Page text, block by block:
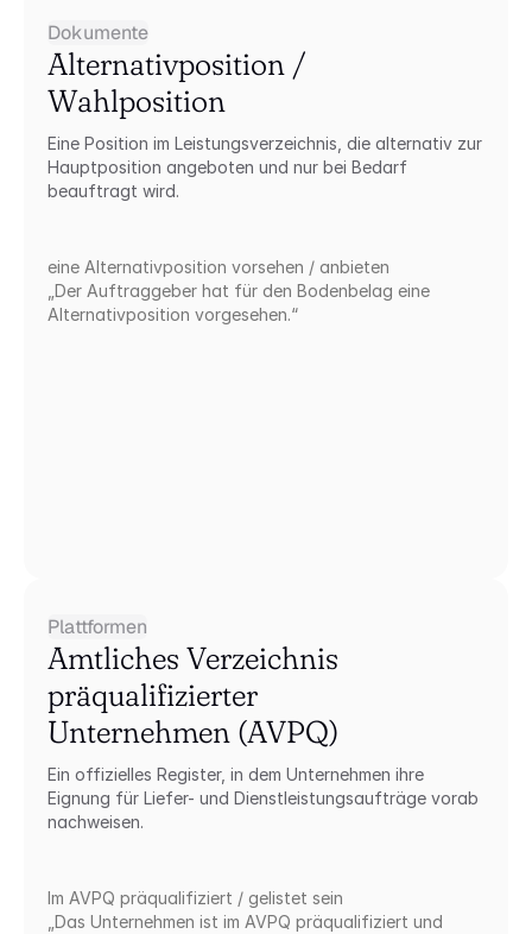
Dokumente
Alternativposition /
Wahlposition
Eine Position im Leistungsverzeichnis, die alternativ zur
Hauptposition angeboten und nur bei Bedarf
beauftragt wird.
eine Alternativposition vorsehen / anbieten
„Der Auftraggeber hat für den Bodenbelag eine
Alternativposition vorgesehen.“
Plattformen
Amtliches Verzeichnis
präqualifizierter
Unternehmen (AVPQ)
Ein offizielles Register, in dem Unternehmen ihre
Eignung für Liefer- und Dienstleistungsaufträge vorab
nachweisen.
Im AVPQ präqualifiziert / gelistet sein
„Das Unternehmen ist im AVPQ präqualifiziert und